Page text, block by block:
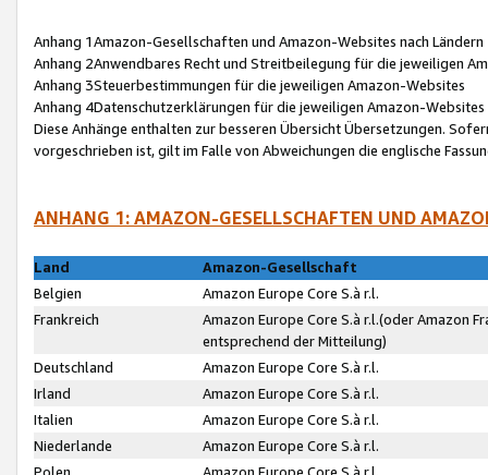
Anhang 1Amazon-Gesellschaften und Amazon-Websites nach Ländern
Anhang 2Anwendbares Recht und Streitbeilegung für die jeweiligen
Anhang 3Steuerbestimmungen für die jeweiligen Amazon-Websites
Anhang 4Datenschutzerklärungen für die jeweiligen Amazon-Websites
Diese Anhänge enthalten zur besseren Übersicht Übersetzungen.
vorgeschrieben ist, gilt im Falle von Abweichungen die englische
ANHANG 1: AMAZON-GESELLSCHAFTEN UND
Land
Amazon-Gesellschaft
Belgien
Amazon Europe Core S.à r.l.
Frankreich
Amazon Europe Core S.à r.l.(oder Amazon
entsprechend der Mitteilung)
Deutschland
Amazon Europe Core S.à r.l.
Irland
Amazon Europe Core S.à r.l.
Italien
Amazon Europe Core S.à r.l.
Niederlande
Amazon Europe Core S.à r.l.